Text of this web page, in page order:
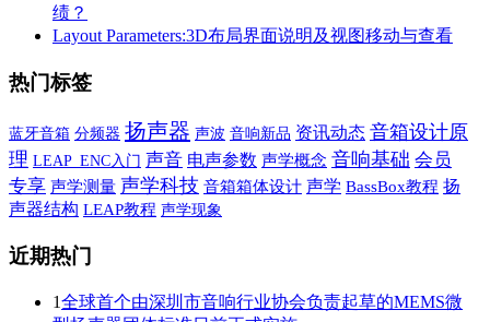
绩？
Layout Parameters:3D布局界面说明及视图移动与查看
热门标签
蓝牙音箱 分频器 扬声器 声波 音响新品 资讯动态 音箱设计原
理 LEAP_ENC入门 声音 电声参数 声学概念 音响基础 会员
专享 声学测量 声学科技 音箱箱体设计 声学 BassBox教程 扬
声器结构 LEAP教程 声学现象
近期热门
1全球首个由深圳市音响行业协会负责起草的MEMS微